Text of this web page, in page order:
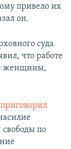
привело их
он.
суда
что работе
женщины,
приговорил
по